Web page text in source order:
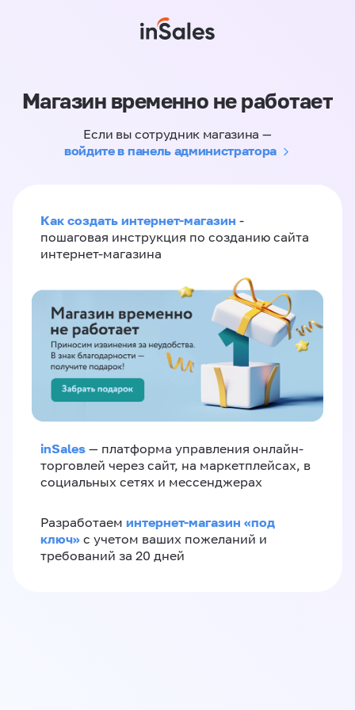
Магазин временно не работает
Если вы сотрудник магазина —
войдите в панель администратора
Как создать интернет-магазин -
пошаговая инструкция по созданию сайта
интернет-магазина
inSales — платформа управления онлайн-
торговлей через сайт, на маркетплейсах, в
социальных сетях и мессенджерах
Разработаем интернет-магазин «‎под
ключ»‎ с учетом ваших пожеланий и
требований за 20 дней